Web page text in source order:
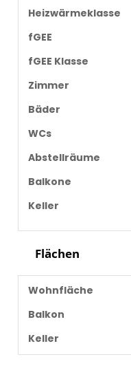
Heizwärmeklasse
fGEE
fGEE Klasse
Zimmer
Bäder
WCs
Abstellräume
Balkone
Keller
Flächen
Wohnfläche
Balkon
Keller